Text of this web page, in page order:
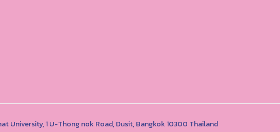
University, 1 U-Thong nok Road, Dusit, Bangkok 10300 Thailand